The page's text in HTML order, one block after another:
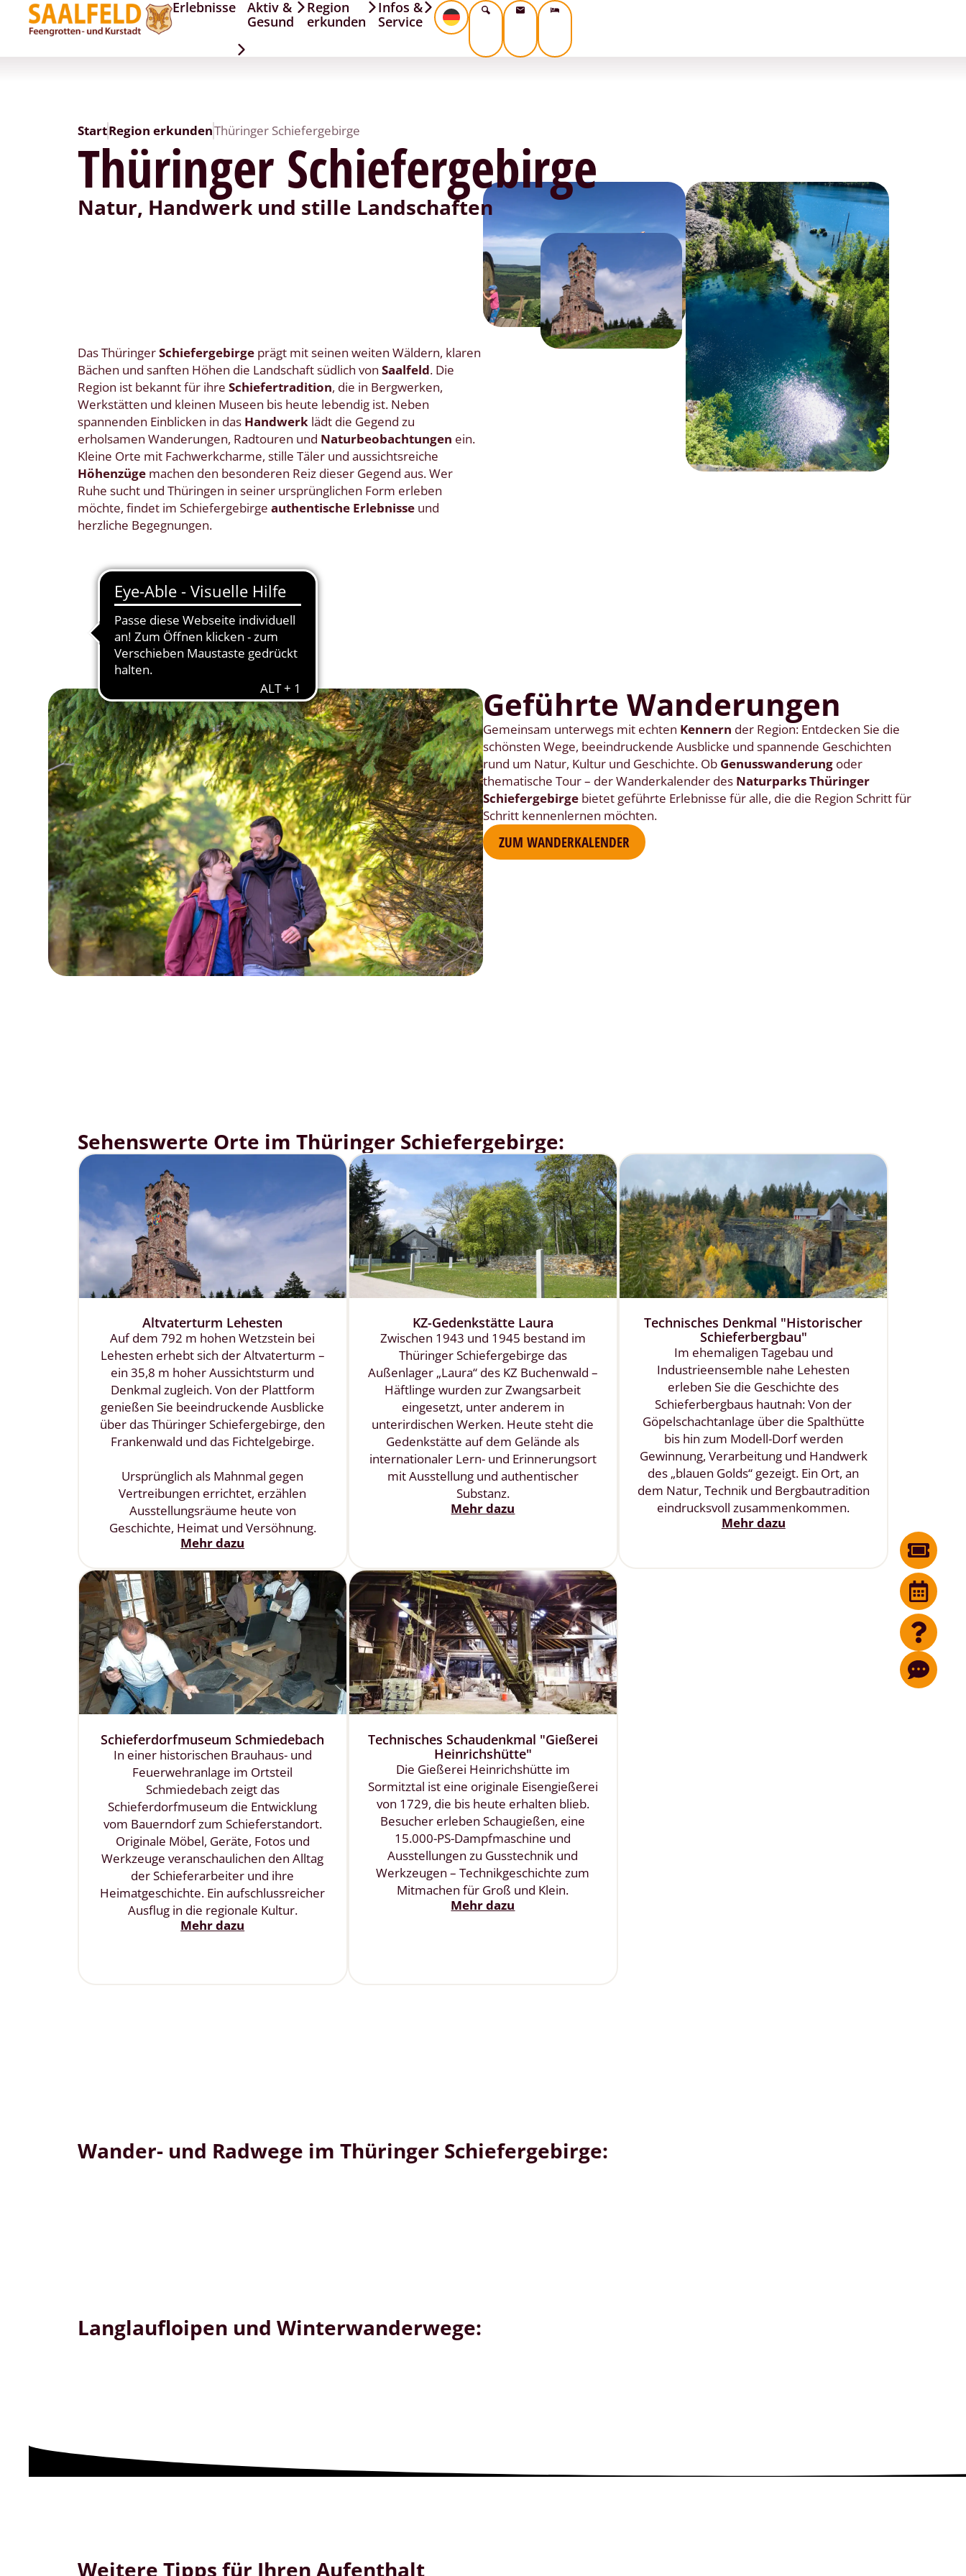
Erlebnisse
Aktiv &
Gesund
Region
erkunden
Infos &
Service
StartRegion erkundenThüringer Schiefergebirge
Thüringer Schiefergebirge
Natur, Handwerk und stille Landschaften
Das ThüringerSchiefergebirgeprägt mit seinen weiten Wäldern, klaren
Bächen und sanften Höhen die Landschaft südlich von Saalfeld. Die
Region ist bekannt für ihre Schiefertradition, die in Bergwerken,
Werkstätten und kleinen Museen bis heute lebendig ist. Neben
spannenden Einblicken in das Handwerklädt die Gegend zu
erholsamen Wanderungen, Radtouren und Naturbeobachtungen ein.
Kleine Orte mit Fachwerkcharme, stille Täler und aussichtsreiche
Höhenzügemachen den besonderen Reiz dieser Gegend aus. Wer
Ruhe sucht und Thüringen in seiner ursprünglichen Form erleben
möchte, findet im Schiefergebirge authentische Erlebnisseund
herzliche Begegnungen.
Geführte Wanderungen
Gemeinsam unterwegs mit echten Kennern der Region: Entdecken Sie die
schönsten Wege, beeindruckende Ausblicke und spannende Geschichten
rund um Natur, Kultur und Geschichte. Ob Genusswanderung oder
thematische Tour – der Wanderkalender des Naturparks Thüringer
Schiefergebirge bietet geführte Erlebnisse für alle, die die Region Schritt für
Schritt kennenlernen möchten.
ZUM WANDERKALENDER
Sehenswerte Orte im Thüringer Schiefergebirge:
Altvaterturm Lehesten
Auf dem 792 m hohen Wetzstein bei
Lehesten erhebt sich der Altvaterturm –
ein 35,8 m hoher Aussichtsturm und
Denkmal zugleich. Von der Plattform
genießen Sie beeindruckende Ausblicke
über das Thüringer Schiefergebirge, den
Frankenwald und das Fichtelgebirge.
Ursprünglich als Mahnmal gegen
Vertreibungen errichtet, erzählen
Ausstellungsräume heute von
Geschichte, Heimat und Versöhnung.
Mehr dazu
KZ-Gedenkstätte Laura
Zwischen 1943 und 1945 bestand im
Thüringer Schiefergebirge das
Außenlager „Laura“ des KZ Buchenwald –
Häftlinge wurden zur Zwangsarbeit
eingesetzt, unter anderem in
unterirdischen Werken. Heute steht die
Gedenkstätte auf dem Gelände als
internationaler Lern- und Erinnerungsort
mit Ausstellung und authentischer
Substanz.
Mehr dazu
Technisches Denkmal "Historischer
Schieferbergbau"
Im ehemaligen Tagebau und
Industrieensemble nahe Lehesten
erleben Sie die Geschichte des
Schieferbergbaus hautnah: Von der
Göpelschachtanlage über die Spalthütte
bis hin zum Modell-Dorf werden
Gewinnung, Verarbeitung und Handwerk
des „blauen Golds“ gezeigt. Ein Ort, an
dem Natur, Technik und Bergbautradition
eindrucksvoll zusammenkommen.
Mehr dazu
Schieferdorfmuseum Schmiedebach
In einer historischen Brauhaus- und
Feuerwehranlage im Ortsteil
Schmiedebach zeigt das
Schieferdorfmuseum die Entwicklung
vom Bauerndorf zum Schieferstandort.
Originale Möbel, Geräte, Fotos und
Werkzeuge veranschaulichen den Alltag
der Schieferarbeiter und ihre
Heimatgeschichte. Ein aufschlussreicher
Ausflug in die regionale Kultur.
Mehr dazu
Technisches Schaudenkmal "Gießerei
Heinrichshütte"
Die Gießerei Heinrichshütte im
Sormitztal ist eine originale Eisengießerei
von 1729, die bis heute erhalten blieb.
Besucher erleben Schaugießen, eine
15.000-PS-Dampfmaschine und
Ausstellungen zu Gusstechnik und
Werkzeugen – Technikgeschichte zum
Mitmachen für Groß und Klein.
Mehr dazu
Wander- und Radwege im Thüringer Schiefergebirge:
Langlaufloipen und Winterwanderwege:
Weitere Tipps für Ihren Aufenthalt